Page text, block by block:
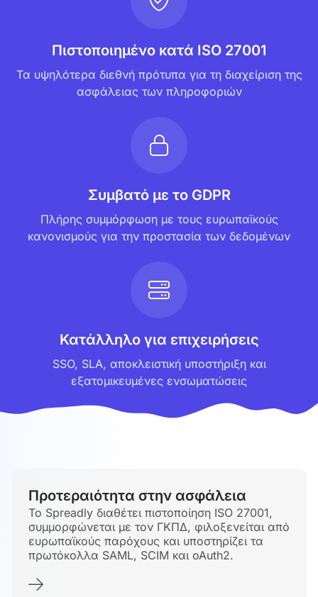
Πιστοποιημένο κατά ISO 27001
Τα υψηλότερα διεθνή πρότυπα για τη διαχείριση της
ασφάλειας των πληροφοριών
Συμβατό με το GDPR
Πλήρης συμμόρφωση με τους ευρωπαϊκούς
κανονισμούς για την προστασία των δεδομένων
Κατάλληλο για επιχειρήσεις
SSO, SLA, αποκλειστική υποστήριξη και
εξατομικευμένες ενσωματώσεις
Προτεραιότητα στην ασφάλεια
Το Spreadly διαθέτει πιστοποίηση ISO 27001,
συμμορφώνεται με τον ΓΚΠΔ, φιλοξενείται από
ευρωπαϊκούς παρόχους και υποστηρίζει τα
πρωτόκολλα SAML, SCIM και oAuth2.